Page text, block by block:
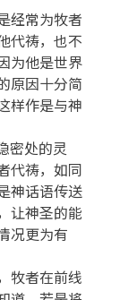
经常为牧者
代祷，也不
为他是世界
原因十分简
样作是与神
密处的灵
代祷，如同
神话语传送
让神圣的能
况更为有
牧者在前线